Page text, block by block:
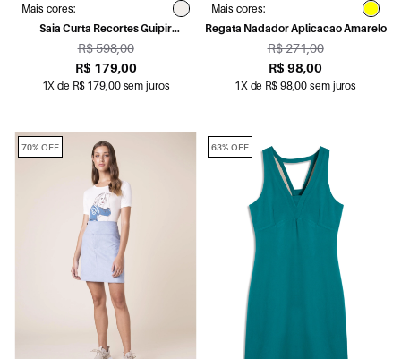
Mais cores:
Saia Curta Recortes Guipir
Geometrico Lenha
R$ 598,00
R$ 179,00
1X de R$ 179,00 sem juros
Mais cores:
Regata Nadador Aplicacao Amarelo
R$ 271,00
R$ 98,00
1X de R$ 98,00 sem juros
70% OFF 63% OFF